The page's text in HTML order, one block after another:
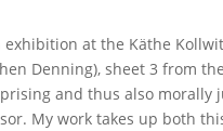
at the Käthe
Denning), sheet 3 from
and thus also
My work takes up both